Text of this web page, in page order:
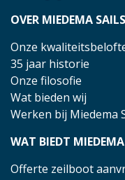
OVER MIEDEMA SAILS
Onze
35 jaar historie
Onze filosofie
Wat bieden wij
Werken bij Miedema
WAT BIEDT
Offerte zeilboot